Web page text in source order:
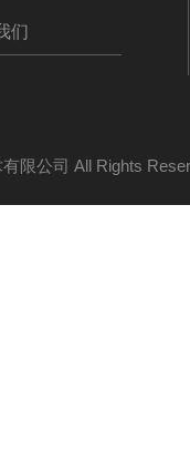
们
限公司 All Rights